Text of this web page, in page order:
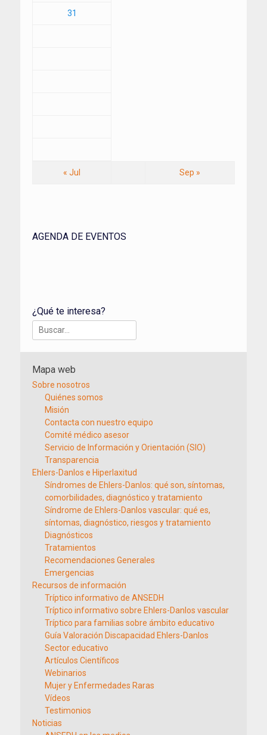
31
« Jul Sep »
AGENDA DE EVENTOS
¿Qué te interesa?
Buscar:
Mapa web
Sobre nosotros
Quiénes somos
Misión
Contacta con nuestro equipo
Comité médico asesor
Servicio de Información y Orientación (SIO)
Transparencia
Ehlers-Danlos e Hiperlaxitud
Síndromes de Ehlers-Danlos: qué son, síntomas,
comorbilidades, diagnóstico y tratamiento
Síndrome de Ehlers-Danlos vascular: qué es,
síntomas, diagnóstico, riesgos y tratamiento
Diagnósticos
Tratamientos
Recomendaciones Generales
Emergencias
Recursos de información
Tríptico informativo de ANSEDH
Tríptico informativo sobre Ehlers-Danlos vascular
Tríptico para familias sobre ámbito educativo
Guía Valoración Discapacidad Ehlers-Danlos
Sector educativo
Artículos Científicos
Webinarios
Mujer y Enfermedades Raras
Vídeos
Testimonios
Noticias